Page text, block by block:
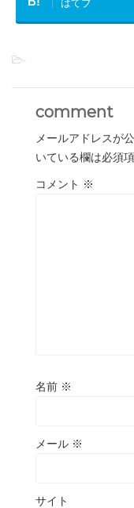
はてブ
-
comment
メールアドレスが
いている欄は必須
コメント ※
名前 ※
メール ※
サイト